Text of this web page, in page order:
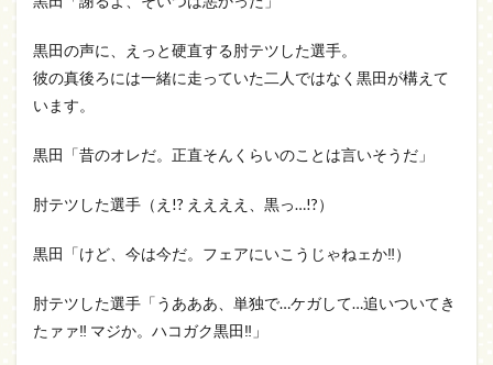
黒田の声に、えっと硬直する肘テツした選手。
彼の真後ろには一緒に走っていた二人ではなく黒田が構えて
います。
黒田「昔のオレだ。正直そんくらいのことは言いそうだ」
肘テツした選手（え!? ええええ、黒っ…!?）
黒田「けど、今は今だ。フェアにいこうじゃねェか‼）
肘テツした選手「うあああ、単独で…ケガして…追いついてき
たァァ‼ マジか。ハコガク黒田‼」